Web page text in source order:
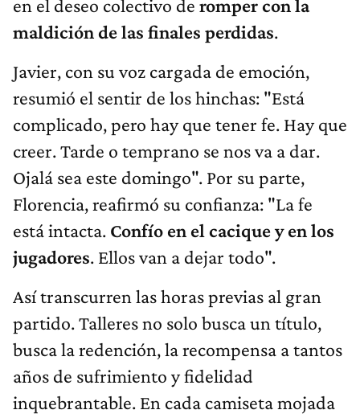
en el deseo colectivo de romper con la
maldición de las finales perdidas.
Javier, con su voz cargada de emoción,
resumió el sentir de los hinchas: "Está
complicado, pero hay que tener fe. Hay que
creer. Tarde o temprano se nos va a dar.
Ojalá sea este domingo". Por su parte,
Florencia, reafirmó su confianza: "La fe
está intacta. Confío en el cacique y en los
jugadores. Ellos van a dejar todo".
Así transcurren las horas previas al gran
partido. Talleres no solo busca un título,
busca la redención, la recompensa a tantos
años de sufrimiento y fidelidad
inquebrantable. En cada camiseta mojada